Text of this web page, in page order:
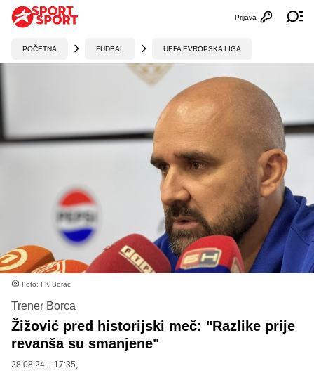
Otvori
Prijava
POČETNA FUDBAL UEFA EVROPSKA LIGA
Foto: FK Borac
Trener Borca
Žižović pred historijski meč: "Razlike prije
revanša su smanjene"
28.08.24. - 17:35,